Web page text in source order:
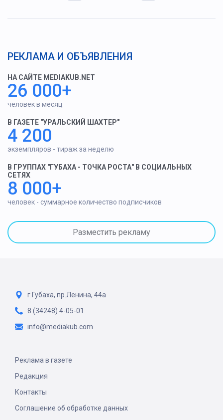
РЕКЛАМА И ОБЪЯВЛЕНИЯ
НА САЙТЕ MEDIAKUB.NET
26 000+
человек в месяц
В ГАЗЕТЕ "УРАЛЬСКИЙ ШАХТЕР"
4 200
экземпляров - тираж за неделю
В ГРУППАХ "ГУБАХА - ТОЧКА РОСТА" В СОЦИАЛЬНЫХ
СЕТЯХ
8 000+
человек - суммарное количество подписчиков
Разместить рекламу
г.Губаха, пр.Ленина, 44а
8 (34248) 4-05-01
info@mediakub.com
Реклама в газете
Редакция
Контакты
Соглашение об обработке данных